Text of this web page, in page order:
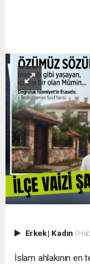
Erkek| Kadın
İslam ahlakının en